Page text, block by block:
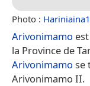
Photo :
Arivonimamo
la Province de
Arivonimamo se
Arivonimamo II.